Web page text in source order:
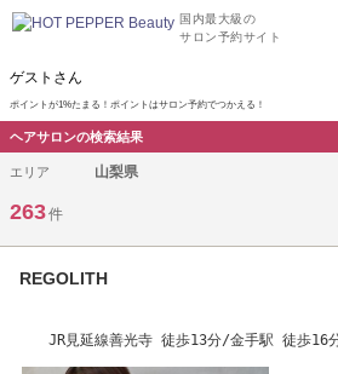
国内最大級の
サロン予約サイト
ゲストさん
ポイントが1%たまる！ポイントはサロン予約でつかえる！
ヘアサロンの検索結果
エリア 山梨県
263件
REGOLITH
JR見延線善光寺 徒歩13分/金手駅 徒歩16